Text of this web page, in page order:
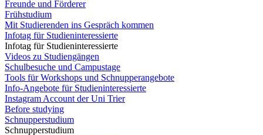
Freunde und Förderer
Frühstudium
Mit Studierenden ins Gespräch kommen
Infotag für Studieninteressierte
Infotag für Studieninteressierte
Videos zu Studiengängen
Schulbesuche und Campustage
Tools für Workshops und Schnupperangebote
Info-Angebote für Studieninteressierte
Instagram Account der Uni Trier
Before studying
Schnupperstudium
Schnupperstudium